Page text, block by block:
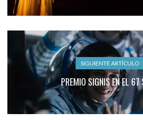
SIGUIENTE ARTÍCULO
PREMIO SIGNIS EN EL 67